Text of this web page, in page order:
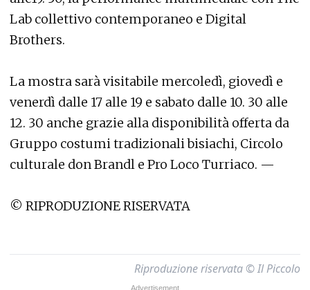
Lab collettivo contemporaneo e Digital
Brothers.
La mostra sarà visitabile mercoledì, giovedì e
venerdì dalle 17 alle 19 e sabato dalle 10. 30 alle
12. 30 anche grazie alla disponibilità offerta da
Gruppo costumi tradizionali bisiachi, Circolo
culturale don Brandl e Pro Loco Turriaco. —
© RIPRODUZIONE RISERVATA
Riproduzione riservata © Il Piccolo